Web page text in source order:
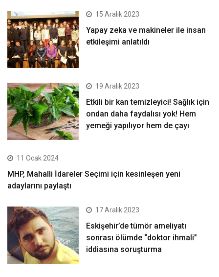
15 Aralık 2023
Yapay zeka ve makineler ile insan
etkileşimi anlatıldı
19 Aralık 2023
Etkili bir kan temizleyici! Sağlık için
ondan daha faydalısı yok! Hem
yemeği yapılıyor hem de çayı
11 Ocak 2024
MHP, Mahalli İdareler Seçimi için kesinleşen yeni
adaylarını paylaştı
17 Aralık 2023
Eskişehir’de tümör ameliyatı
sonrası ölümde “doktor ihmali”
iddiasına soruşturma